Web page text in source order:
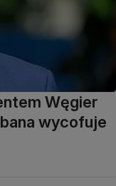
Węgier
wycofuje